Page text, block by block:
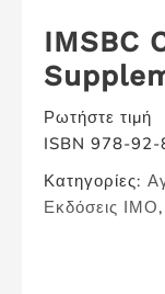
IMSBC
Ρωτήστε τιμή
ISBN 978-
Κατηγορίες:
Εκδόσεις ΙΜΟ,